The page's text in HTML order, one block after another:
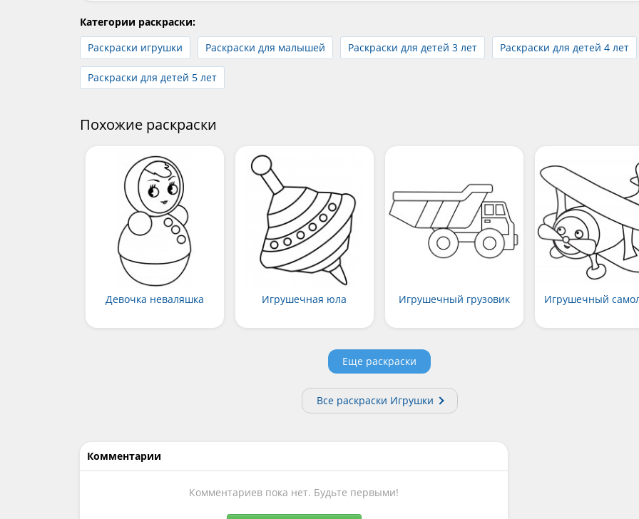
Категории раскраски:
Раскраски игрушки
Раскраски для малышей Раскраски для детей 3 лет Раскраски для детей 4 лет
Раскраски для детей 5 лет
Похожие раскраски
Девочка неваляшка Игрушечная юла Игрушечный грузовик Игрушечный
Еще раскраски
Все раскраски Игрушки
Комментарии
Комментариев пока нет. Будьте первыми!